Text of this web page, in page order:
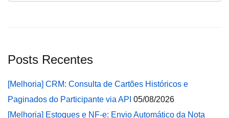
Posts Recentes
[Melhoria] CRM: Consulta de Cartões Históricos e
Paginados do Participante via API 05/08/2026
[Melhoria] Estoques e NF-e: Envio Automático da Nota